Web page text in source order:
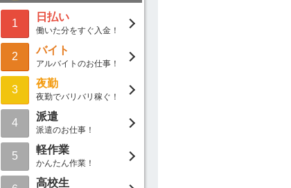
1
日払い
働いた分をすぐ入金！
2
バイト
アルバイトのお仕事！
3
夜勤
夜勤でバリバリ稼ぐ！
4
派遣
派遣のお仕事！
5
軽作業
かんたん作業！
高校生